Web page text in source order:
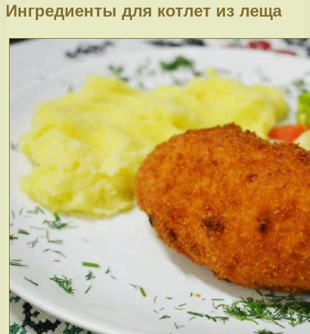
Ингредиенты для котлет из леща